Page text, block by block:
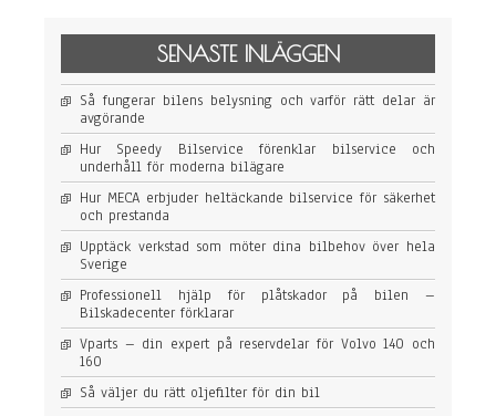
a
d
s
o
m
r
i
a
b
l
b
SENASTE INLÄGGEN
Så fungerar bilens belysning och varför rätt delar är
avgörande
Hur Speedy Bilservice förenklar bilservice och
underhåll för moderna bilägare
Hur MECA erbjuder heltäckande bilservice för säkerhet
och prestanda
Upptäck verkstad som möter dina bilbehov över hela
Sverige
Professionell hjälp för plåtskador på bilen –
Bilskadecenter förklarar
Vparts – din expert på reservdelar för Volvo 140 och
160
Så väljer du rätt oljefilter för din bil